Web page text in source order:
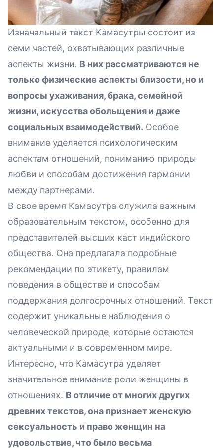
Изначальный текст Камасутры состоит из
семи частей, охватывающих различные
аспекты жизни. В них рассматриваются не
только физические аспекты близости, но и
вопросы ухаживания, брака, семейной
жизни, искусства обольщения и даже
социальных взаимодействий. Особое
внимание уделяется психологическим
аспектам отношений, пониманию природы
любви и способам достижения гармонии
между партнерами.
В свое время Камасутра служила важным
образовательным текстом, особенно для
представителей высших каст индийского
общества. Она предлагала подробные
рекомендации по этикету, правилам
поведения в обществе и способам
поддержания долгосрочных отношений. Текст
содержит уникальные наблюдения о
человеческой природе, которые остаются
актуальными и в современном мире.
Интересно, что Камасутра уделяет
значительное внимание роли женщины в
отношениях. В отличие от многих других
древних текстов, она признает женскую
сексуальность и право женщин на
удовольствие, что было весьма